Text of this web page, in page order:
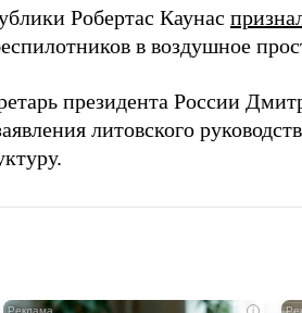
Робертас Каунас
в воздушное
президента России
литовского